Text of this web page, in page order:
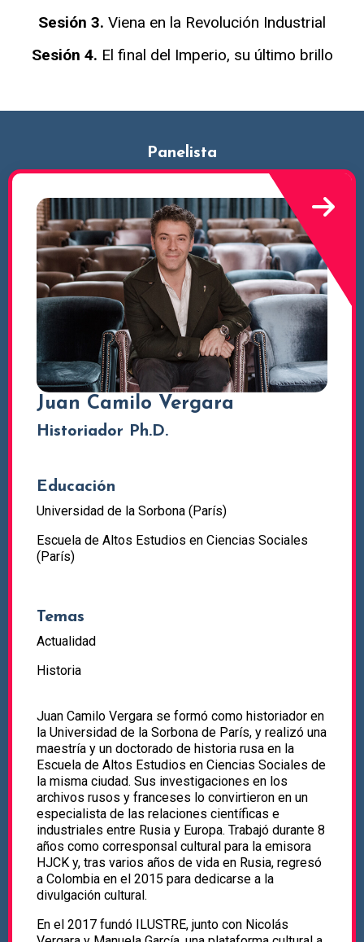
Sesión 3. Viena en la Revolución Industrial
Sesión 4. El final del Imperio, su último brillo
Panelista
Juan Camilo Vergara
Historiador Ph.D.
Educación
Universidad de la Sorbona (París)
Escuela de Altos Estudios en Ciencias Sociales
(París)
Temas
Actualidad
Historia
Juan Camilo Vergara se formó como historiador en
la Universidad de la Sorbona de París, y realizó una
maestría y un doctorado de historia rusa en la
Escuela de Altos Estudios en Ciencias Sociales de
la misma ciudad. Sus investigaciones en los
archivos rusos y franceses lo convirtieron en un
especialista de las relaciones científicas e
industriales entre Rusia y Europa. Trabajó durante 8
años como corresponsal cultural para la emisora
HJCK y, tras varios años de vida en Rusia, regresó
a Colombia en el 2015 para dedicarse a la
divulgación cultural.
En el 2017 fundó ILUSTRE, junto con Nicolás